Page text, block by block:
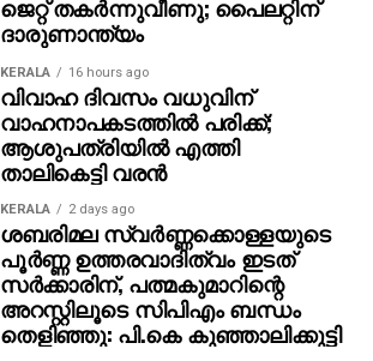
ജെറ്റ് തകര്‍ന്നുവീണു; പൈലറ്റിന്
ദാരുണാന്ത്യം
KERALA 16 hours ago
വിവാഹ ദിവസം വധുവിന്
വാഹനാപകടത്തില്‍ പരിക്ക്;
ആശുപത്രിയില്‍ എത്തി
താലികെട്ടി വരന്‍
KERALA 2 days ago
ശബരിമല സ്വര്‍ണ്ണക്കൊള്ളയുടെ
പൂര്‍ണ്ണ ഉത്തരവാദിത്വം ഇടത്
സര്‍ക്കാരിന്, പത്മകുമാറിന്റെ
അറസ്റ്റിലൂടെ സിപിഎം ബന്ധം
തെളിഞ്ഞു: പി.കെ കുഞ്ഞാലിക്കുട്ടി